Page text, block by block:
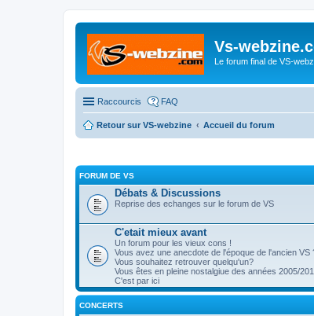
Vs-
Le forum final de VS-
Raccourcis FAQ
Retour sur VS-webzine Accueil du forum
FORUM DE VS
Débats & Discussions
Reprise des echanges sur le forum de VS
C'etait mieux avant
Un forum pour les vieux cons !
Vous avez une anecdote de l'époque de l'ancien VS
Vous souhaitez retrouver quelqu'un?
Vous êtes en pleine nostalgiue des années 2005/
C'est par ici
CONCERTS